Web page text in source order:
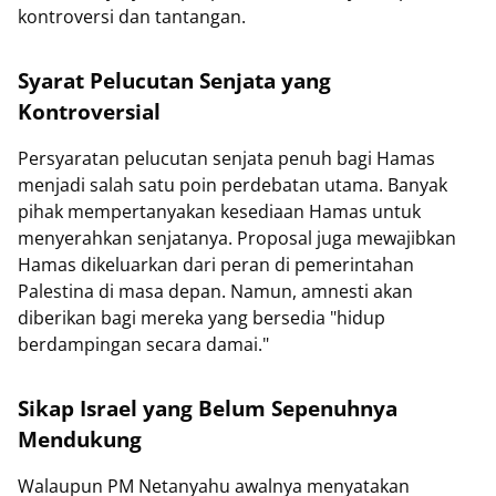
kontroversi dan tantangan.
Syarat Pelucutan Senjata yang
Kontroversial
Persyaratan pelucutan senjata penuh bagi Hamas
menjadi salah satu poin perdebatan utama. Banyak
pihak mempertanyakan kesediaan Hamas untuk
menyerahkan senjatanya. Proposal juga mewajibkan
Hamas dikeluarkan dari peran di pemerintahan
Palestina di masa depan. Namun, amnesti akan
diberikan bagi mereka yang bersedia "hidup
berdampingan secara damai."
Sikap Israel yang Belum Sepenuhnya
Mendukung
Walaupun PM Netanyahu awalnya menyatakan